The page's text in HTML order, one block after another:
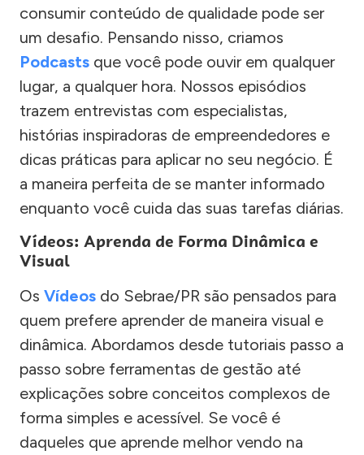
consumir conteúdo de qualidade pode ser
um desafio. Pensando nisso, criamos
Podcasts que você pode ouvir em qualquer
lugar, a qualquer hora. Nossos episódios
trazem entrevistas com especialistas,
histórias inspiradoras de empreendedores e
dicas práticas para aplicar no seu negócio. É
a maneira perfeita de se manter informado
enquanto você cuida das suas tarefas diárias.
Vídeos: Aprenda de Forma Dinâmica e
Visual
Os Vídeos do Sebrae/PR são pensados para
quem prefere aprender de maneira visual e
dinâmica. Abordamos desde tutoriais passo a
passo sobre ferramentas de gestão até
explicações sobre conceitos complexos de
forma simples e acessível. Se você é
daqueles que aprende melhor vendo na